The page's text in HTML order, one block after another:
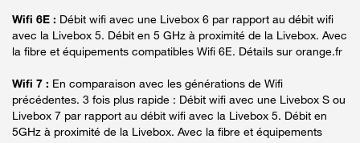
Wifi 6E : Débit wifi avec une Livebox 6 par rapport au débit wifi
avec la Livebox 5. Débit en 5 GHz à proximité de la Livebox. Avec
la fibre et équipements compatibles Wifi 6E. Détails sur orange.fr
Wifi 7 : En comparaison avec les générations de Wifi
précédentes. 3 fois plus rapide : Débit wifi avec une Livebox S ou
Livebox 7 par rapport au débit wifi avec la Livebox 5. Débit en
5GHz à proximité de la Livebox. Avec la fibre et équipements